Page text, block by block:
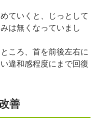
ていくと、じっとして
は無くなっていまし
ころ、首を前後左右に
違和感程度にまで回復
善